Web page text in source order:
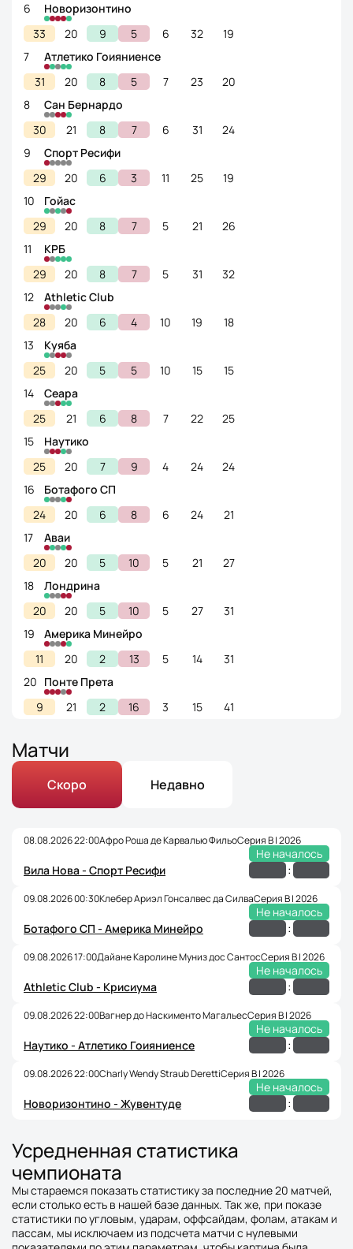
6
Новоризонтино
33
20 9 5 6 32
19
7
Атлетико Гоияниенсе
31
20 8 5 7 23
20
8
Сан Бернардо
30
21 8 7 6 31
24
9
Спорт Ресифи
29
20 6 3 11 25
19
10
Гойас
29
20 8 7 5 21
26
11
KРБ
29
20 8 7 5 31
32
12
Athletic Club
28
20 6 4 10 19
18
13
Kуяба
25
20 5 5 10 15
15
14
Сеара
25
21 6 8 7 22
25
15
Наутико
25
20 7 9 4 24
24
16
Ботафого СП
24
20 6 8 6 24
21
17
Аваи
20
20 5 10 5 21
27
18
Лондрина
20
20 5 10 5 27
31
19
Америка Минейро
11
20 2 13 5 14
31
20 Понте Прета
9
21 2 16 3 15 41
Матчи
Скоро Недавно
08.08.2026 22:00Афро Роша де Карвалью ФильоСерия B | 2026
Не началось
Вила Нова - Спорт Ресифи
:
09.08.2026 00:30Клебер Ариэл Гонсалвес да СилваСерия B | 2026
Не началось
Ботафого СП - Америка Минейро
:
09.08.2026 17:00Дайане Каролине Муниз дос СантосСерия B | 2026
Не началось
Athletic Club - Крисиума
:
09.08.2026 22:00Вагнер до Наскименто МагальесСерия B | 2026
Не началось
Наутико - Атлетико Гоияниенсе
:
09.08.2026 22:00Charly Wendy Straub DerettiСерия B | 2026
Не началось
Новоризонтино - Жувентуде
:
Усредненная статистика
чемпионата
Мы стараемся показать статистику за последние 20 матчей,
если столько есть в нашей базе данных. Так же, при показе
статистики по угловым, ударам, оффсайдам, фолам, атакам и
пассам, мы исключаем из подсчета матчи с нулевыми